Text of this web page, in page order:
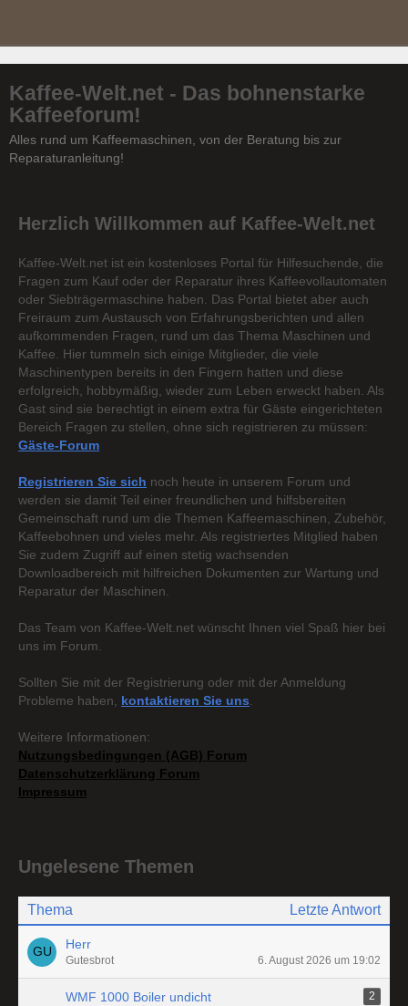
Kaffee-Welt.net - Das bohnenstarke
Kaffeeforum!
Alles rund um Kaffeemaschinen, von der Beratung bis zur
Reparaturanleitung!
Herzlich Willkommen auf Kaffee-Welt.net
Kaffee-Welt.net ist ein kostenloses Portal für Hilfesuchende, die
Fragen zum Kauf oder der Reparatur ihres Kaffeevollautomaten
oder Siebträgermaschine haben. Das Portal bietet aber auch
Freiraum zum Austausch von Erfahrungsberichten und allen
aufkommenden Fragen, rund um das Thema Maschinen und
Kaffee. Hier tummeln sich einige Mitglieder, die viele
Maschinentypen bereits in den Fingern hatten und diese
erfolgreich, hobbymäßig, wieder zum Leben erweckt haben. Als
Gast sind sie berechtigt in einem extra für Gäste eingerichteten
Bereich Fragen zu stellen, ohne sich registrieren zu müssen:
Gäste-Forum
Registrieren Sie sich noch heute in unserem Forum und
werden sie damit Teil einer freundlichen und hilfsbereiten
Gemeinschaft rund um die Themen Kaffeemaschinen, Zubehör,
Kaffeebohnen und vieles mehr. Als registriertes Mitglied haben
Sie zudem Zugriff auf einen stetig wachsenden
Downloadbereich mit hilfreichen Dokumenten zur Wartung und
Reparatur der Maschinen.
Das Team von Kaffee-Welt.net wünscht Ihnen viel Spaß hier bei
uns im Forum.
Sollten Sie mit der Registrierung oder mit der Anmeldung
Probleme haben, kontaktieren Sie uns
Weitere Informationen:
Nutzungsbedingungen (AGB) Forum
Datenschutzerklärung Forum
Impressum
Ungelesene Themen
Thema Letzte Antwort
Herr
Gutesbrot 6. August 2026 um 19:02
WMF 1000 Boiler undicht
2